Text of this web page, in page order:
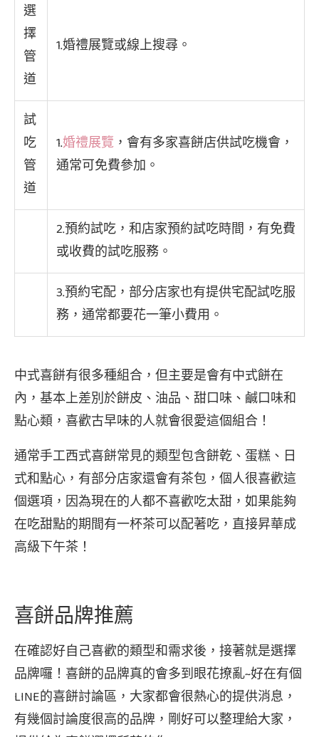
選
擇
管
道
1.婚禮展覽或線上搜尋。
試
吃
管
道
1.婚禮展覽 ，會有多家喜餅店供試吃機會，
通常可免費參加。
2.預約試吃，和店家預約試吃時間，有免費
或收費的試吃服務。
3.預約宅配，部分店家也有提供宅配試吃服
務，通常都要花一筆小費用。
中式喜餅有很多種組合，但主要是會有中式餅在
內，基本上差別於餅皮、油品、甜口味、鹹口味和
點心類，喜歡古早味的人就會很愛這個組合！
通常手工西式喜餅常見的類型包含餅乾、蛋糕、日
式和點心，有部分店家還會有茶包，個人很喜歡這
個選項，因為現在的人都不喜歡吃太甜，如果能夠
在吃甜點的期間有一杯茶可以配著吃，直接昇華成
高級下午茶！
喜餅品牌推薦
在確認好自己喜歡的類型和需求後，接著就是選擇
品牌囉！喜餅的品牌真的會多到眼花撩亂~好在有個
LINE的喜餅討論區，大家都會很熱心的提供消息，
有幾個討論度很高的品牌，剛好可以整理給大家，